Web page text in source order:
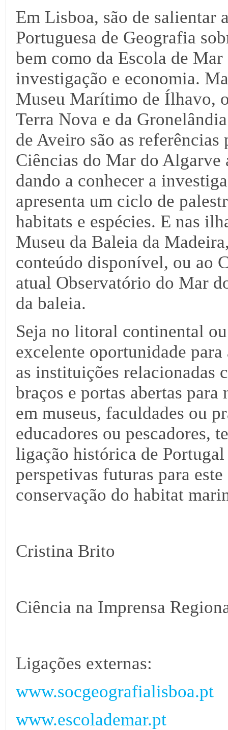
Em Lisboa, são de salientar
Portuguesa de Geografia
bem como da Escola de
investigação e economia.
Museu Marítimo de Ílhavo,
Terra Nova e da
de Aveiro são as
Ciências do Mar do Algarve
dando a conhecer a
apresenta um ciclo de
habitats e espécies. E nas
Museu da Baleia da
conteúdo disponível, ou ao
atual Observatório do Mar
da baleia.
Seja no litoral continental
excelente oportunidade
as instituições relacionadas
braços e portas abertas
em museus, faculdades ou
educadores ou pescadores,
ligação histórica de
perspetivas futuras para
conservação do habitat
Cristina Brito
Ciência na Imprensa
Ligações externas:
www.socgeografialisboa.pt
www.escolademar.pt